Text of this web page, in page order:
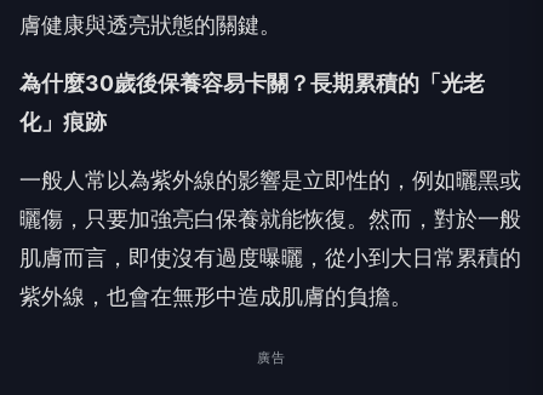
膚健康與透亮狀態的關鍵。
為什麼30歲後保養容易卡關？長期累積的「光老
化」痕跡
一般人常以為紫外線的影響是立即性的，例如曬黑或
曬傷，只要加強亮白保養就能恢復。然而，對於一般
肌膚而言，即使沒有過度曝曬，從小到大日常累積的
紫外線，也會在無形中造成肌膚的負擔。
廣告